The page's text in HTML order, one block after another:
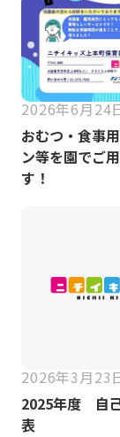
2026年6月24
おむつ・食事
ン等を園でご
す！
2026年3月23
2025年度 自
表